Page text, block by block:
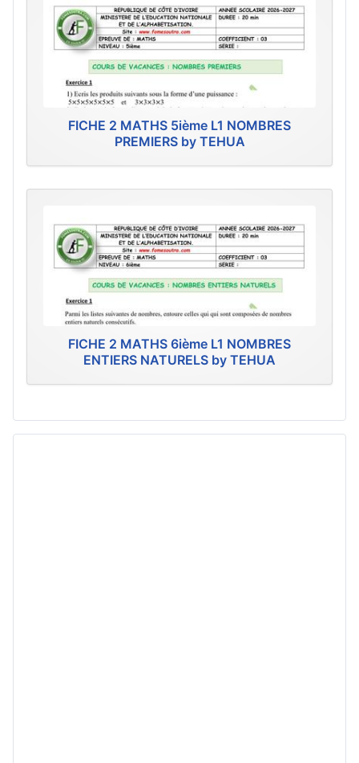
FICHE 2 MATHS 5ième L1 NOMBRES
PREMIERS by TEHUA
FICHE 2 MATHS 6ième L1 NOMBRES
ENTIERS NATURELS by TEHUA